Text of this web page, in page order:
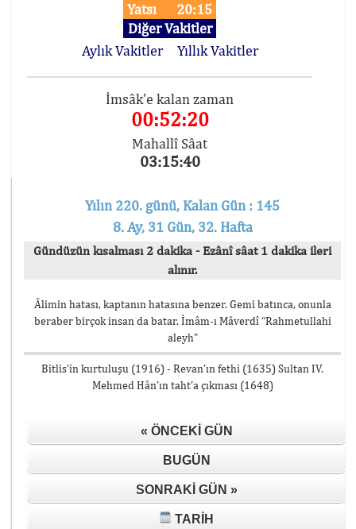
Yatsı
20:15
Diğer Vakitler
Aylık Vakitler
Yıllık Vakitler
İmsâk'e kalan zaman
00:52:20
Mahallî Sâat
03:15:40
Yılın 220. günü, Kalan Gün : 145
8. Ay, 31 Gün, 32. Hafta
Gündüzün kısalması 2 dakika - Ezânî sâat 1 dakika ileri
alınır.
Âlimin hatası, kaptanın hatasına benzer. Gemi batınca, onunla
beraber birçok insan da batar. İmâm-ı Mâverdî “Rahmetullahi
aleyh”
Bitlis’in kurtuluşu (1916) - Revan’ın fethi (1635) Sultan IV.
Mehmed Hân’ın taht’a çıkması (1648)
« ÖNCEKI GÜN
BUGÜN
SONRAKI GÜN »
TARIH